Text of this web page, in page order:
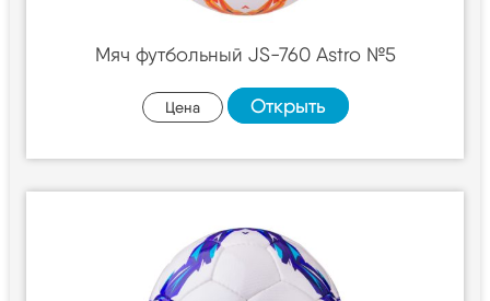
Мяч футбольный JS-760 Astro №5
Цена Открыть